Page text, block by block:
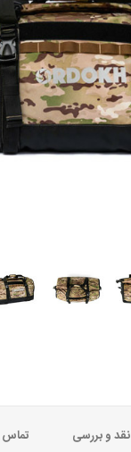
نقد و بررسی تماس